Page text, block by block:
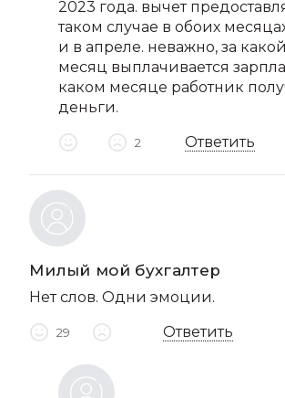
2023 года. вычет
таком случае в обоих
и в апреле. неважно, за
месяц выплачивается
каком месяце работник
деньги.
2 Ответить
Милый мой бухгалтер
Нет слов. Одни эмоции.
29 Ответить